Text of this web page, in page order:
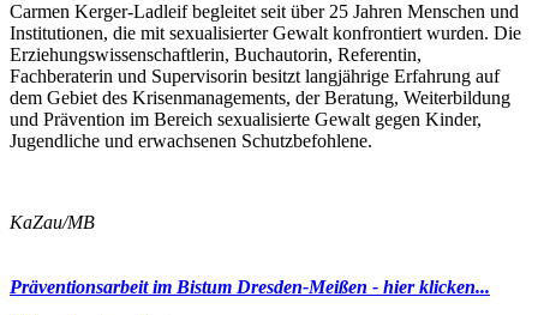
Carmen Kerger-Ladleif begleitet seit über 25 Jahren Menschen und
Institutionen, die mit sexualisierter Gewalt konfrontiert wurden. Die
Erziehungswissenschaftlerin, Buchautorin, Referentin,
Fachberaterin und Supervisorin besitzt langjährige Erfahrung auf
dem Gebiet des Krisenmanagements, der Beratung, Weiterbildung
und Prävention im Bereich sexualisierte Gewalt gegen Kinder,
Jugendliche und erwachsenen Schutzbefohlene.
KaZau/MB
Präventionsarbeit im Bistum Dresden-Meißen - hier klicken...